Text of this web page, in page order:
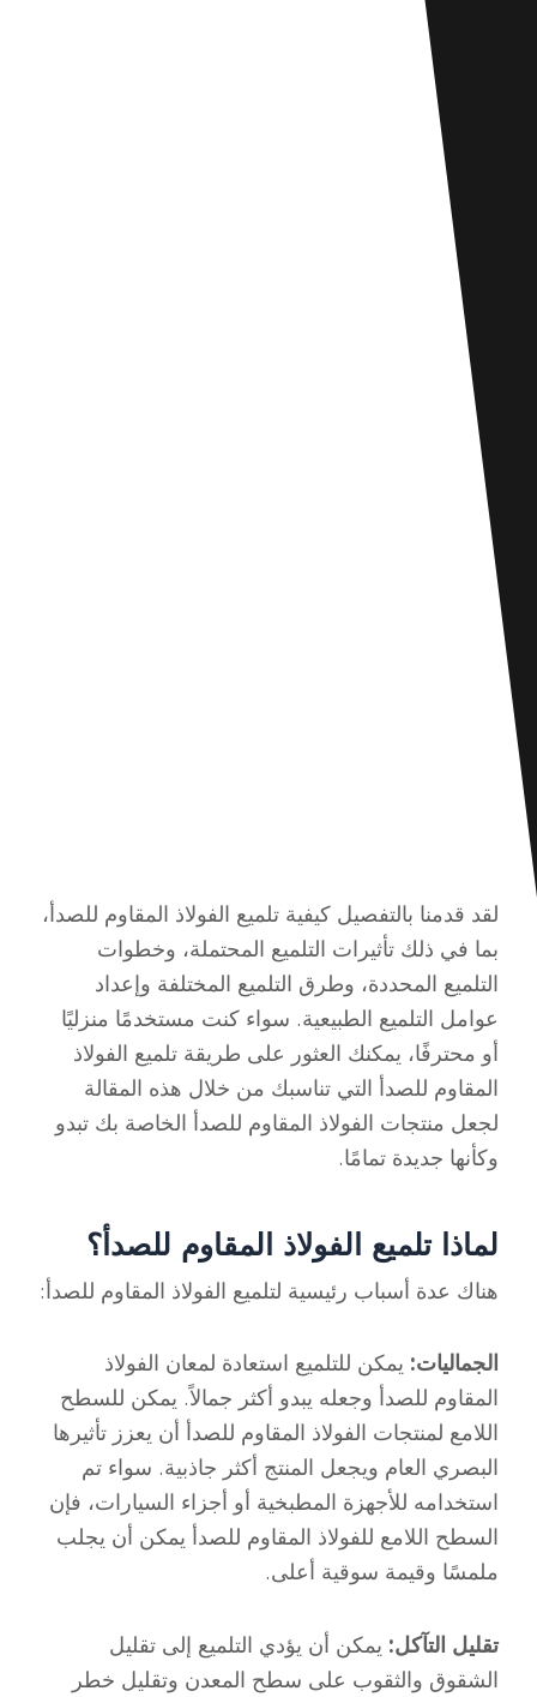
لقد قدمنا بالتفصيل كيفية تلميع الفولاذ المقاوم للصدأ،
بما في ذلك تأثيرات التلميع المحتملة، وخطوات
التلميع المحددة، وطرق التلميع المختلفة وإعداد
عوامل التلميع الطبيعية. سواء كنت مستخدمًا منزليًا
أو محترفًا، يمكنك العثور على طريقة تلميع الفولاذ
المقاوم للصدأ التي تناسبك من خلال هذه المقالة
لجعل منتجات الفولاذ المقاوم للصدأ الخاصة بك تبدو
وكأنها جديدة تمامًا.
لماذا تلميع الفولاذ المقاوم للصدأ؟
هناك عدة أسباب رئيسية لتلميع الفولاذ المقاوم للصدأ:
الجماليات: يمكن للتلميع استعادة لمعان الفولاذ
المقاوم للصدأ وجعله يبدو أكثر جمالاً. يمكن للسطح
اللامع لمنتجات الفولاذ المقاوم للصدأ أن يعزز تأثيرها
البصري العام ويجعل المنتج أكثر جاذبية. سواء تم
استخدامه للأجهزة المطبخية أو أجزاء السيارات، فإن
السطح اللامع للفولاذ المقاوم للصدأ يمكن أن يجلب
ملمسًا وقيمة سوقية أعلى.
تقليل التآكل: يمكن أن يؤدي التلميع إلى تقليل
الشقوق والثقوب على سطح المعدن وتقليل خطر